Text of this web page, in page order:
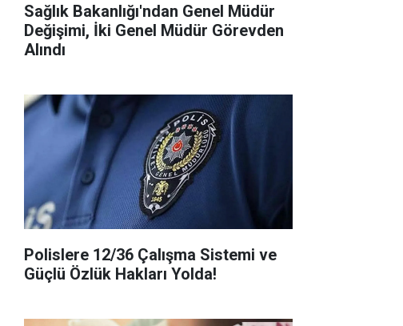
Sağlık Bakanlığı'ndan Genel Müdür
Değişimi, İki Genel Müdür Görevden
Alındı
Polislere 12/36 Çalışma Sistemi ve
Güçlü Özlük Hakları Yolda!